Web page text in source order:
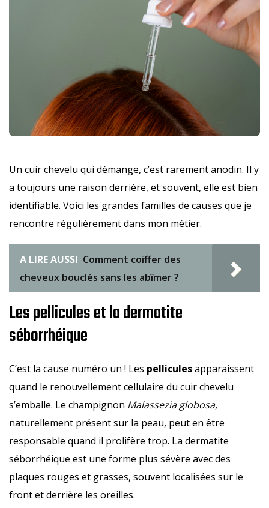
Un cuir chevelu qui démange, c’est rarement anodin. Il y
a toujours une raison derrière, et souvent, elle est bien
identifiable. Voici les grandes familles de causes que je
rencontre régulièrement dans mon métier.
A LIRE AUSSI Comment coiffer des
cheveux bouclés sans les abîmer ?
Les pellicules et la dermatite
séborrhéique
C’est la cause numéro un ! Les pelliculesapparaissent
quand le renouvellement cellulaire du cuir chevelu
s’emballe. Le champignon Malassezia globosa,
naturellement présent sur la peau, peut en être
responsable quand il prolifère trop. La dermatite
séborrhéique est une forme plus sévère avec des
plaques rouges et grasses, souvent localisées sur le
front et derrière les oreilles.